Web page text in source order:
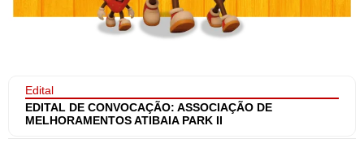
Edital
EDITAL DE CONVOCAÇÃO: ASSOCIAÇÃO DE
MELHORAMENTOS ATIBAIA PARK II